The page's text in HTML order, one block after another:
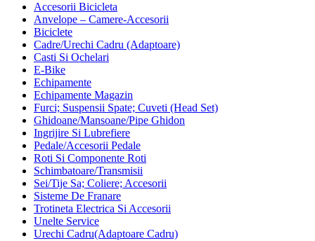
Accesorii Bicicleta
Anvelope – Camere-Accesorii
Biciclete
Cadre/Urechi Cadru (Adaptoare)
Casti Si Ochelari
E-Bike
Echipamente
Echipamente Magazin
Furci; Suspensii Spate; Cuveti (Head Set)
Ghidoane/Mansoane/Pipe Ghidon
Ingrijire Si Lubrefiere
Pedale/Accesorii Pedale
Roti Si Componente Roti
Schimbatoare/Transmisii
Sei/Tije Sa; Coliere; Accesorii
Sisteme De Franare
Trotineta Electrica Si Accesorii
Unelte Service
Urechi Cadru(Adaptoare Cadru)